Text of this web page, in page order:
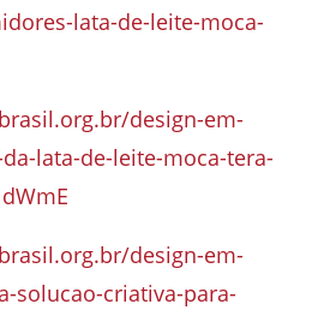
lata-de-leite-moca-
design-em-
lata-de-leite-moca-tera-
design-em-
solucao-criativa-para-